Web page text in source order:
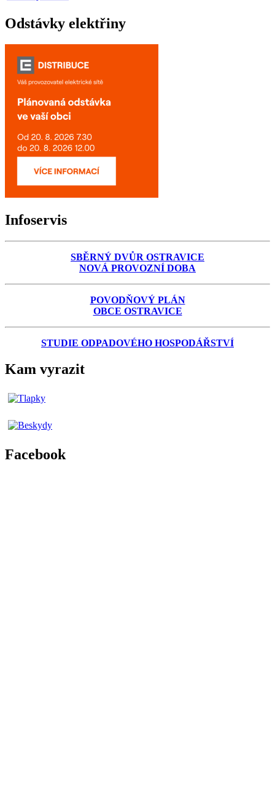
Odstávky elektřiny
Infoservis
SBĚRNÝ DVŮR OSTRAVICE
NOVÁ PROVOZNÍ DOBA
POVODŇOVÝ PLÁN
OBCE OSTRAVICE
STUDIE ODPADOVÉHO HOSPODÁŘSTVÍ
Kam vyrazit
Facebook